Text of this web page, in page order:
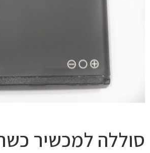
סוללה למכשיר